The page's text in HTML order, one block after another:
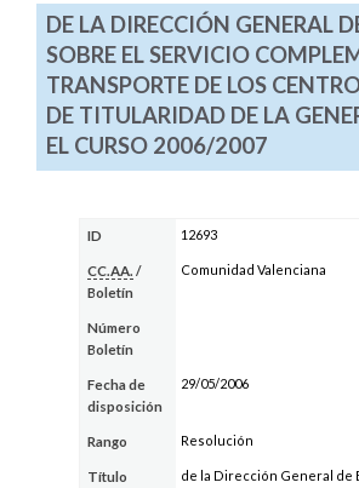
DE LA DIRECCIÓN GENERAL
SOBRE EL SERVICIO
TRANSPORTE DE LOS
DE TITULARIDAD DE LA
EL CURSO 2006/2007
ID 12693
CC.AA. /
Boletín
Comunidad Valenciana
Número
Boletín
Fecha de
disposición
29/05/2006
Rango Resolución
Título
de la Dirección General de